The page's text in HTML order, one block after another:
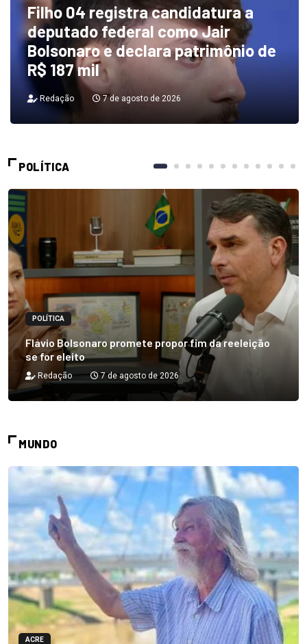
Filho 04 registra candidatura a
deputado federal como Jair
Bolsonaro e declara patrimônio de
R$ 187 mil
Redação 7 de agosto de 2026
POLÍTICA
POLÍTICA
Flávio Bolsonaro promete propor fim da reeleição
se for eleito
Redação 7 de agosto de 2026
MUNDO
ACRE